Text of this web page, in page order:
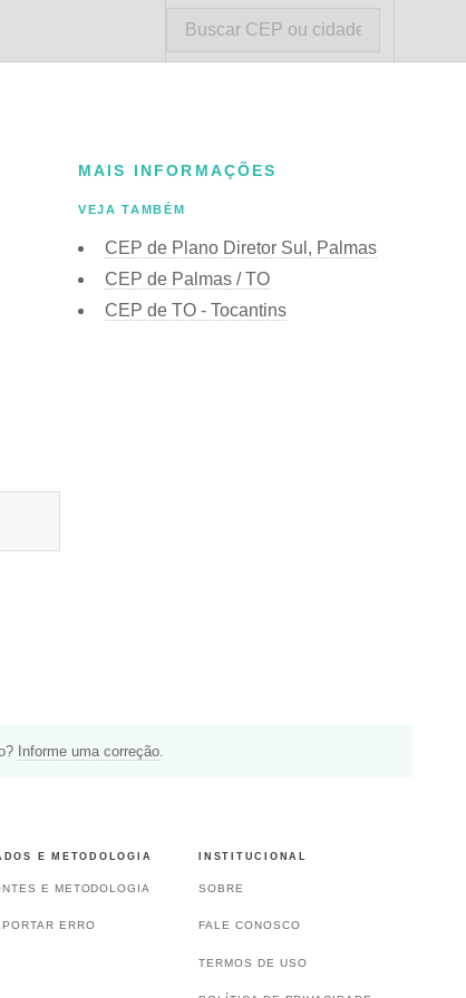
MAIS INFORMAÇÕES
VEJA TAMBÉM
CEP de Plano Diretor Sul, Palmas
CEP de Palmas / TO
CEP de TO - Tocantins
Informe uma correção
E METODOLOGIA
E METODOLOGIA
ERRO
INSTITUCIONAL
SOBRE
FALE CONOSCO
TERMOS DE USO